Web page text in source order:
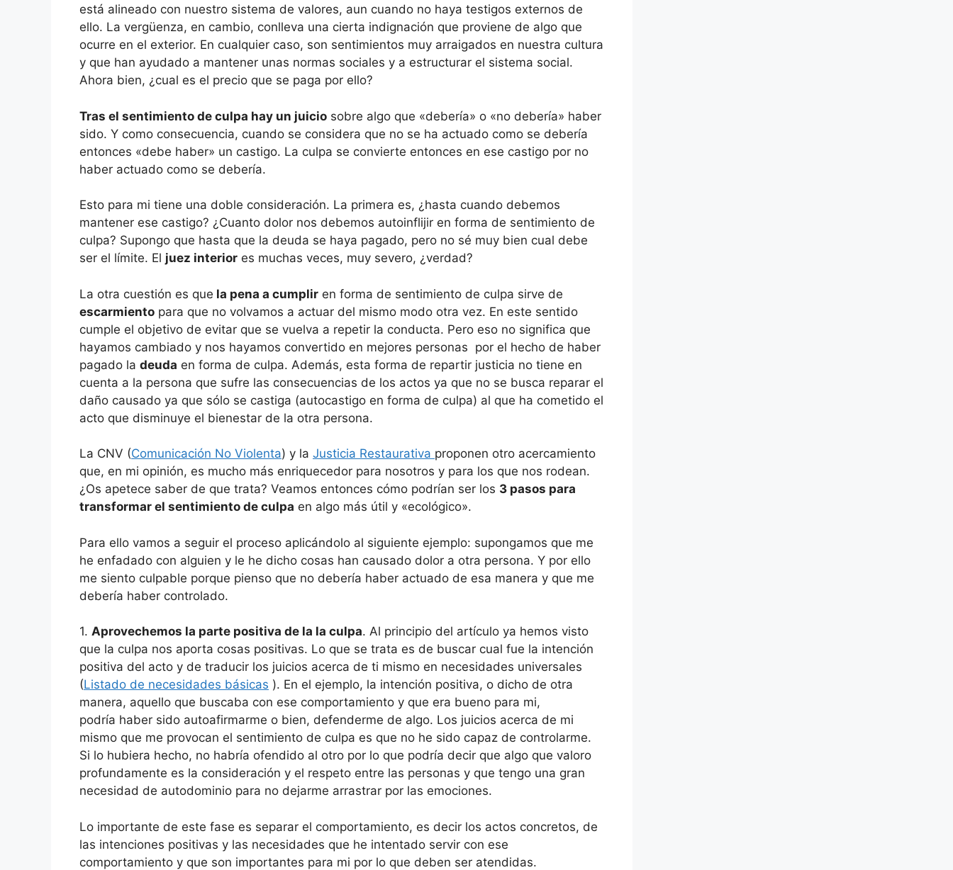
está alineado con nuestro sistema de valores, aun cuando no haya testigos externos de
ello. La vergüenza, en cambio, conlleva una cierta indignación que proviene de algo que
ocurre en el exterior. En cualquier caso, son sentimientos muy arraigados en nuestra cultura
y que han ayudado a mantener unas normas sociales y a estructurar el sistema social.
Ahora bien, ¿cual es el precio que se paga por ello?
Tras el sentimiento de culpa hay un juicio sobre algo que «debería» o «no debería» haber
sido. Y como consecuencia, cuando se considera que no se ha actuado como se debería
entonces «debe haber» un castigo. La culpa se convierte entonces en ese castigo por no
haber actuado como se debería.
Esto para mi tiene una doble consideración. La primera es, ¿hasta cuando debemos
mantener ese castigo? ¿Cuanto dolor nos debemos autoinflijir en forma de sentimiento de
culpa? Supongo que hasta que la deuda se haya pagado, pero no sé muy bien cual debe
ser el límite. El juez interior es muchas veces, muy severo, ¿verdad?
La otra cuestión es que la pena a cumplir en forma de sentimiento de culpa sirve de
escarmiento para que no volvamos a actuar del mismo modo otra vez. En este sentido
cumple el objetivo de evitar que se vuelva a repetir la conducta. Pero eso no significa que
hayamos cambiado y nos hayamos convertido en mejores personas por el hecho de haber
pagado la deuda en forma de culpa. Además, esta forma de repartir justicia no tiene en
cuenta a la persona que sufre las consecuencias de los actos ya que no se busca reparar el
daño causado ya que sólo se castiga (autocastigo en forma de culpa) al que ha cometido el
acto que disminuye el bienestar de la otra persona.
La CNV (Comunicación No Violenta) y la Justicia Restaurativa proponen otro acercamiento
que, en mi opinión, es mucho más enriquecedor para nosotros y para los que nos rodean.
¿Os apetece saber de que trata? Veamos entonces cómo podrían ser los 3 pasos para
transformar el sentimiento de culpa en algo más útil y «ecológico».
Para ello vamos a seguir el proceso aplicándolo al siguiente ejemplo: supongamos que me
he enfadado con alguien y le he dicho cosas han causado dolor a otra persona. Y por ello
me siento culpable porque pienso que no debería haber actuado de esa manera y que me
debería haber controlado.
1. Aprovechemos la parte positiva de la la culpa. Al principio del artículo ya hemos visto
que la culpa nos aporta cosas positivas. Lo que se trata es de buscar cual fue la intención
positiva del acto y de traducir los juicios acerca de ti mismo en necesidades universales
(Listado de necesidades básicas ). En el ejemplo, la intención positiva, o dicho de otra
manera, aquello que buscaba con ese comportamiento y que era bueno para mi,
podría haber sido autoafirmarme o bien, defenderme de algo. Los juicios acerca de mi
mismo que me provocan el sentimiento de culpa es que no he sido capaz de controlarme.
Si lo hubiera hecho, no habría ofendido al otro por lo que podría decir que algo que valoro
profundamente es la consideración y el respeto entre las personas y que tengo una gran
necesidad de autodominio para no dejarme arrastrar por las emociones.
Lo importante de este fase es separar el comportamiento, es decir los actos concretos, de
las intenciones positivas y las necesidades que he intentado servir con ese
comportamiento y que son importantes para mi por lo que deben ser atendidas.